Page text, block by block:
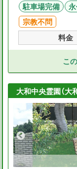
駐車場完備
宗教不問
料金
こ
大和中央霊園（大